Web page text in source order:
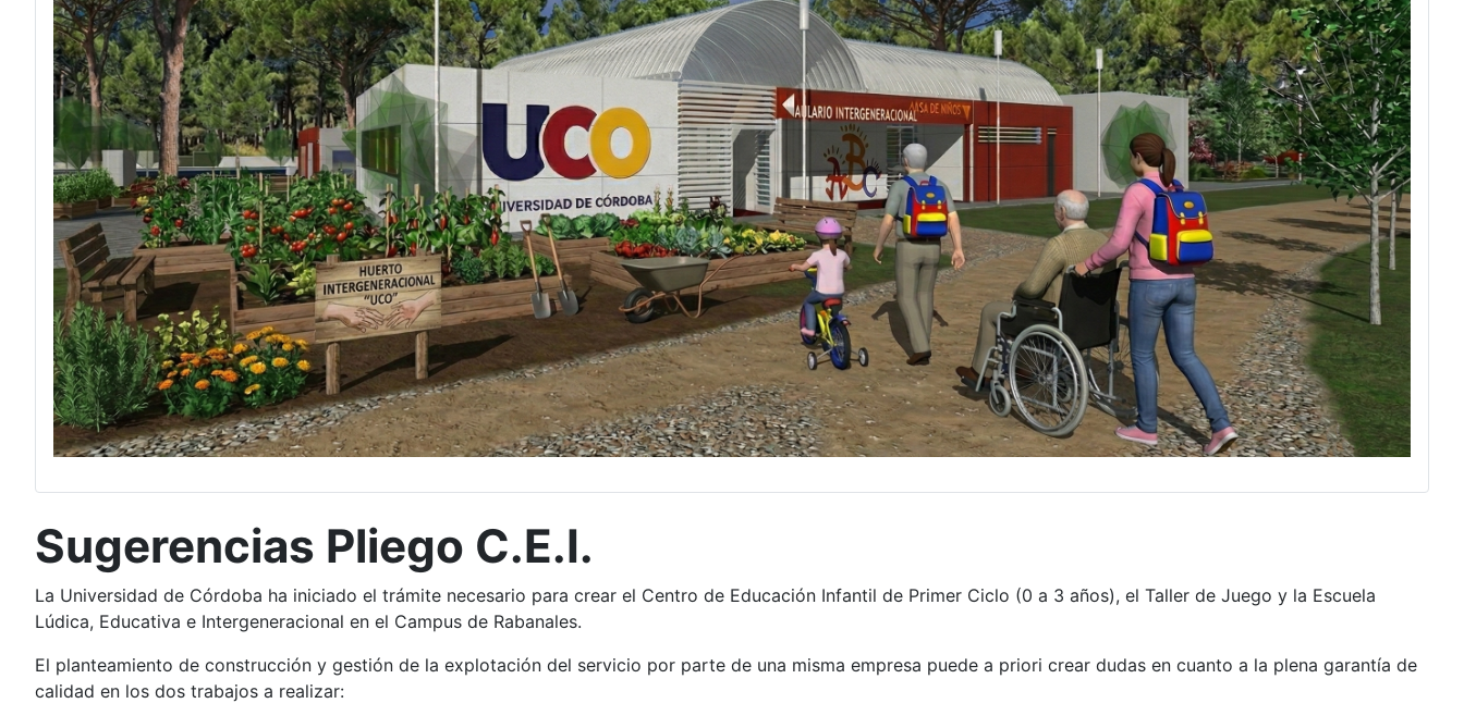
Sugerencias Pliego C.E.I.
La Universidad de Córdoba ha iniciado el trámite necesario para crear el Centro de Educación Infantil de Primer Ciclo (0 a 3 años), el Taller de Juego y la Escuela
Lúdica, Educativa e Intergeneracional en el Campus de Rabanales.
El planteamiento de construcción y gestión de la explotación del servicio por parte de una misma empresa puede a priori crear dudas en cuanto a la plena garantía de
calidad en los dos trabajos a realizar: